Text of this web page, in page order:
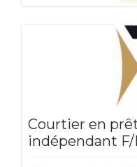
Courtier en
indépendant F/